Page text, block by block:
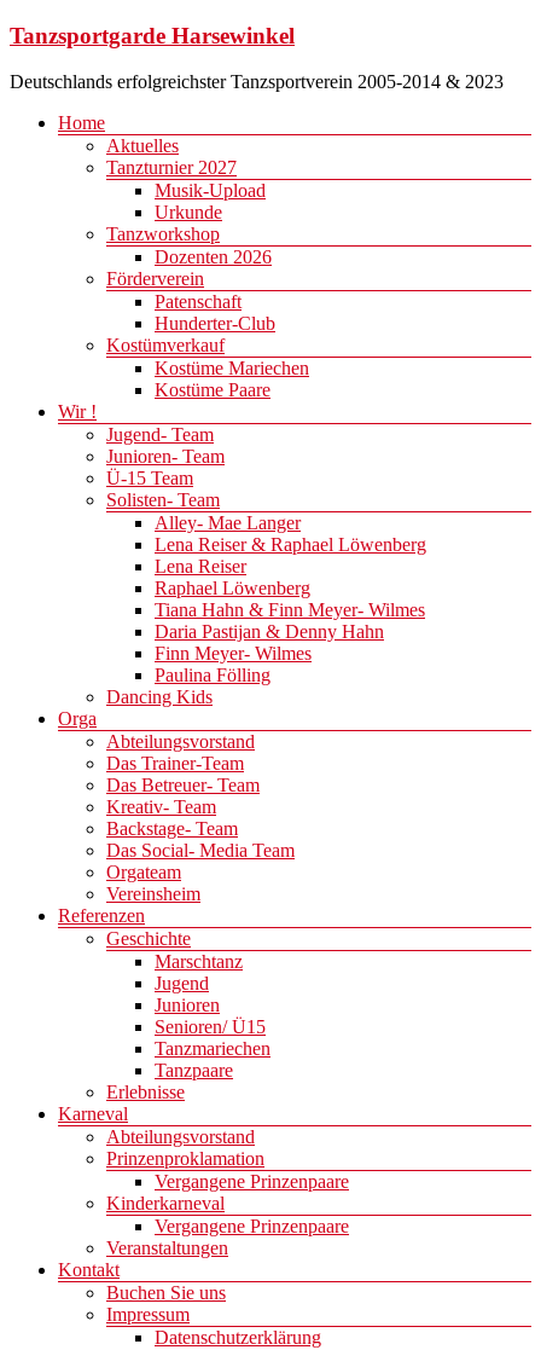
Zum
springen
Tanzsportgarde Harsewinkel
Deutschlands erfolgreichster Tanzsportverein 2005-2014 & 2023
Menü
Home
Aktuelles
Tanzturnier 2027
Musik-Upload
Urkunde
Tanzworkshop
Dozenten 2026
Förderverein
Patenschaft
Hunderter-Club
Kostümverkauf
Kostüme Mariechen
Kostüme Paare
Wir !
Jugend- Team
Junioren- Team
Ü-15 Team
Solisten- Team
Alley- Mae Langer
Lena Reiser & Raphael Löwenberg
Lena Reiser
Raphael Löwenberg
Tiana Hahn & Finn Meyer- Wilmes
Daria Pastijan & Denny Hahn
Finn Meyer- Wilmes
Paulina Fölling
Dancing Kids
Orga
Abteilungsvorstand
Das Trainer-Team
Das Betreuer- Team
Kreativ- Team
Backstage- Team
Das Social- Media Team
Orgateam
Vereinsheim
Referenzen
Geschichte
Marschtanz
Jugend
Junioren
Senioren/ Ü15
Tanzmariechen
Tanzpaare
Erlebnisse
Karneval
Abteilungsvorstand
Prinzenproklamation
Vergangene Prinzenpaare
Kinderkarneval
Vergangene Prinzenpaare
Veranstaltungen
Kontakt
Buchen Sie uns
Impressum
Datenschutzerklärung